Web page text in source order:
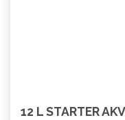
12 L STARTER